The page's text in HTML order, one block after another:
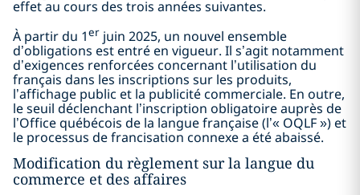
effet au cours des trois années suivantes.
À partir du 1er juin 2025, un nouvel ensemble
d’obligations est entré en vigueur. Il s’agit notamment
d’exigences renforcées concernant l’utilisation du
français dans les inscriptions sur les produits,
l’affichage public et la publicité commerciale. En outre,
le seuil déclenchant l’inscription obligatoire auprès de
l’Office québécois de la langue française (l’« OQLF ») et
le processus de francisation connexe a été abaissé.
Modification du règlement sur la langue du
commerce et des affaires